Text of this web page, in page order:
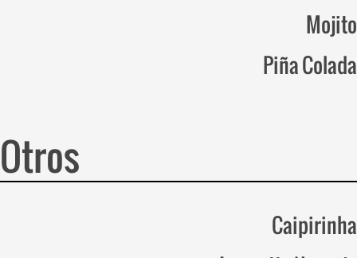
Mojito
Piña Colada
Otros
Caipirinha